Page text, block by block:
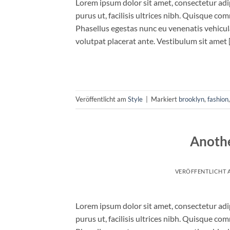
Lorem ipsum dolor sit amet, consectetur
purus ut, facilisis ultrices nibh. Quisque
Phasellus egestas nunc eu venenatis
volutpat placerat ante. Vestibulum sit amet
Veröffentlicht am Style Markiert brooklyn, fashion,
VERÖFFENTLICHT
Lorem ipsum dolor sit amet, consectetur
purus ut, facilisis ultrices nibh. Quisque